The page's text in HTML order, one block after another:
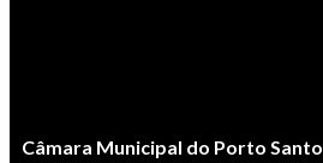
Câmara Municipal do Porto Santo